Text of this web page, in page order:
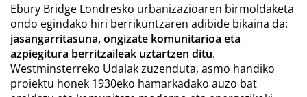
Ebury Bridge Londresko urbanizazioaren birmoldaketa
ondo egindako hiri berrikuntzaren adibide bikaina da:
jasangarritasuna, ongizate komunitarioa eta
azpiegitura berritzaileak uztartzen ditu.
Westminsterreko Udalak zuzenduta, asmo handiko
proiektu honek 1930eko hamarkadako auzo bat